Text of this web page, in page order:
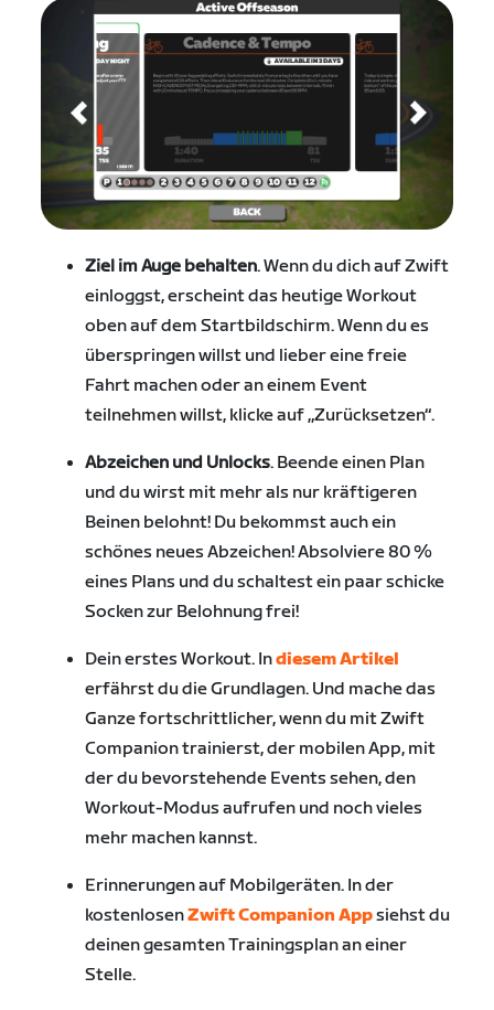
Ziel im Auge behalten. Wenn du dich auf Zwift
einloggst, erscheint das heutige Workout
oben auf dem Startbildschirm. Wenn du es
überspringen willst und lieber eine freie
Fahrt machen oder an einem Event
teilnehmen willst, klicke auf „Zurücksetzen“.
Abzeichen und Unlocks. Beende einen Plan
und du wirst mit mehr als nur kräftigeren
Beinen belohnt! Du bekommst auch ein
schönes neues Abzeichen! Absolviere 80 %
eines Plans und du schaltest ein paar schicke
Socken zur Belohnung frei!
Dein erstes Workout. Indiesem Artikel
erfährst du die Grundlagen. Und mache das
Ganze fortschrittlicher, wenn du mit Zwift
Companion trainierst, der mobilen App, mit
der du bevorstehende Events sehen, den
Workout-Modus aufrufen und noch vieles
mehr machen kannst.
Erinnerungen auf Mobilgeräten. In der
kostenlosenZwift Companion Appsiehst du
deinen gesamten Trainingsplan an einer
Stelle.